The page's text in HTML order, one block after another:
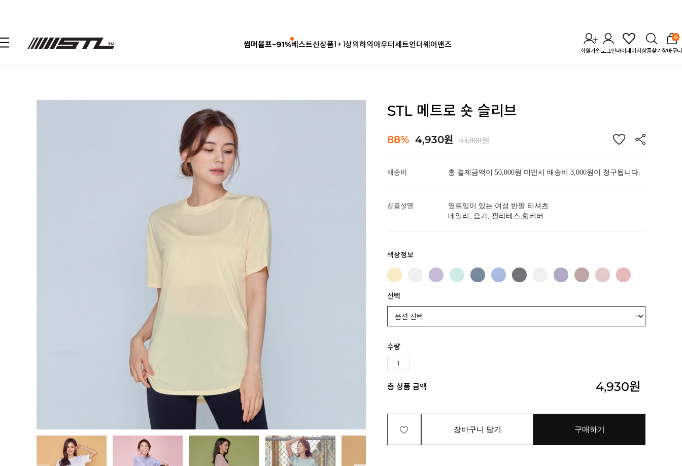
썸머블프~91%베스트신상품1 + 1상의하의아우터세트언더웨어맨즈
회원가입로그인마이페이지 상품찾기
0
장바구니
STL 메트로 숏 슬리브
88% 4,930원 43,000원
배송비 총 결제금액이 50,000원 미만시 배송비 3,000원이 청구됩니다.
상품설명
옆트임이 있는 여성 반팔 티셔츠
데일리, 요가, 필라테스,힙커버
색상정보
선택
수량
총 상품 금액 4,930원
장바구니 담기 구매하기